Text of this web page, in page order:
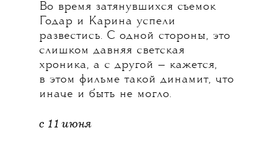
Во время затянувшихся съемок
Годар и Карина успели
развестись. С одной стороны, это
слишком давняя светская
хроника, а с другой — кажется,
в этом фильме такой динамит, что
иначе и быть не могло.
с 11 июня